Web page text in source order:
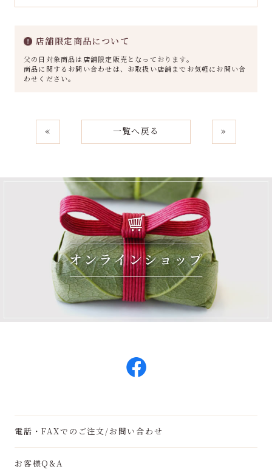
店舗限定商品について
父の日対象商品は店舗限定販売となっております。
商品に関するお問い合わせは、お取扱い店舗までお気軽にお問い合
わせください。
« 一覧へ戻る »
電話・FAXでのご注文/お問い合わせ
お客様Q&A